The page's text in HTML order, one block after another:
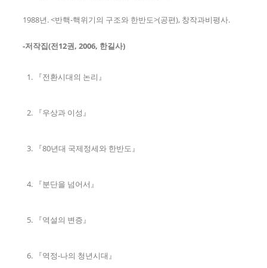
1988년. <반핵-핵위기의 구조와 한반도>(공편), 창작과비평사.
-저작집(전12권, 2006, 한길사)
『전환시대의 논리』
『우상과 이성』
『80년대 국제정세와 한반도』
『분단을 넘어서』
『역설의 변증』
『역정-나의 청년시대』